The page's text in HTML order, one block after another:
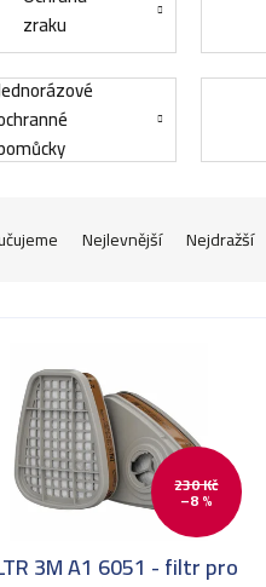
zraku
Nejlevnější Nejdražší
230 Kč
–8 %
3M A1 6051 - filtr pro